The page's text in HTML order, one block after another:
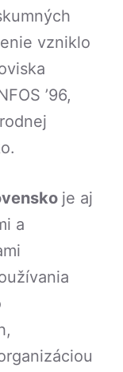
vzniklo
’96,
je aj
a